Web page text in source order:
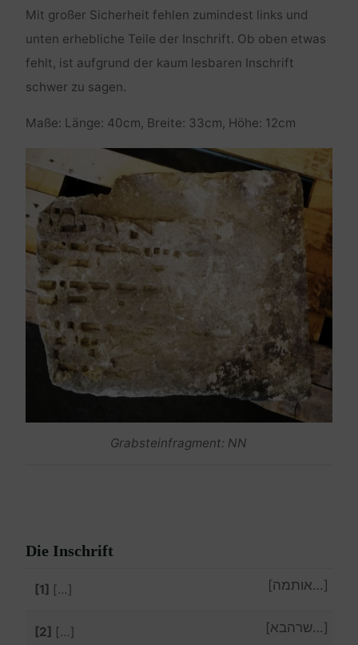
Mit großer Sicherheit fehlen zumindest links und
unten erhebliche Teile der Inschrift. Ob oben etwas
fehlt, ist aufgrund der kaum lesbaren Inschrift
schwer zu sagen.
Maße: Länge: 40cm, Breite: 33cm, Höhe: 12cm
Grabsteinfragment: NN
Die Inschrift
[1] […] […אותמה]
[2] […] […שרהבא]